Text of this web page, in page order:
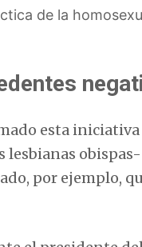
de la
esta
lesbianas
por ejemplo,